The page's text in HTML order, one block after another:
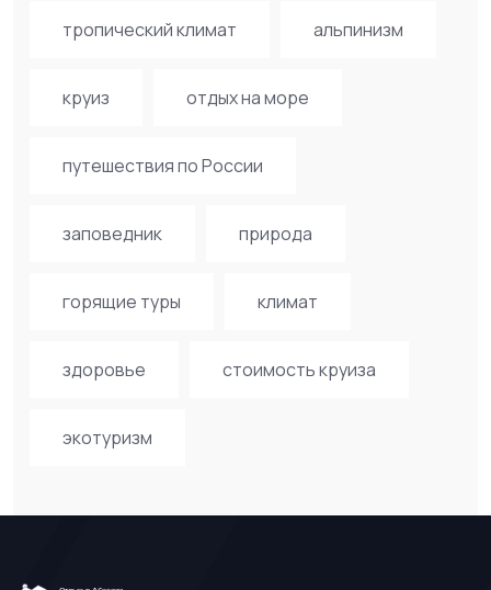
тропический климат альпинизм
круиз отдых на море
путешествия по России
заповедник природа
горящие туры климат
здоровье стоимость круиза
экотуризм